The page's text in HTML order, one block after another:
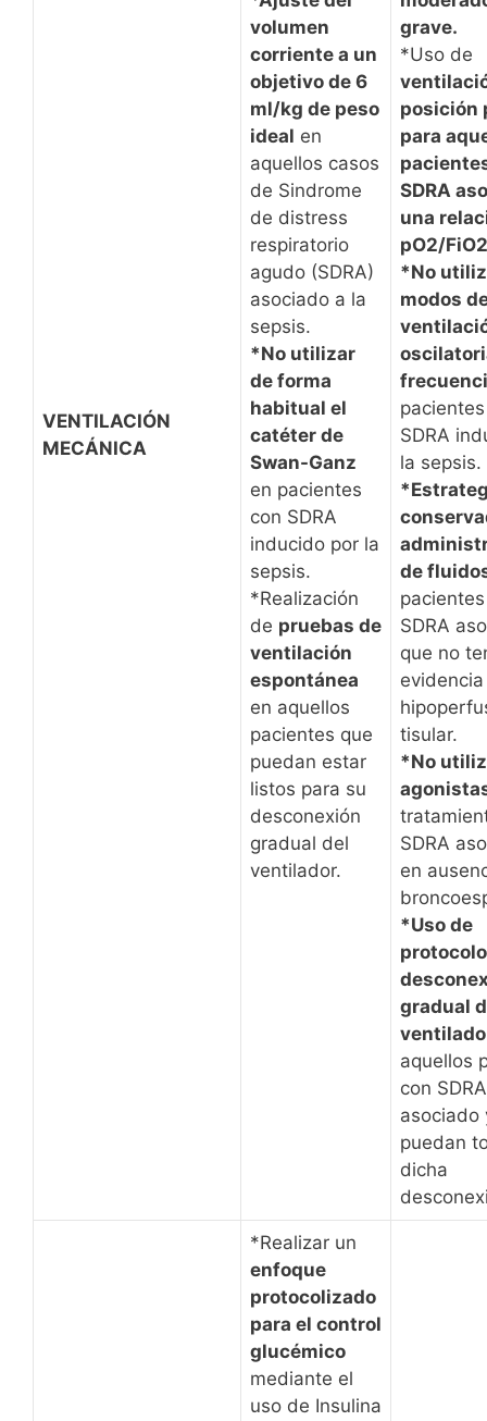
VENTILACIÓN
MECÁNICA
volumen
corriente a un
objetivo de 6
ml/kg de peso
ideal en
aquellos casos
de Sindrome
de distress
respiratorio
agudo (SDRA)
asociado a la
sepsis.
*No utilizar
de forma
habitual el
catéter de
Swan-Ganz
en pacientes
con SDRA
inducido por la
sepsis.
*Realización
de pruebas de
ventilación
espontánea
en aquellos
pacientes que
puedan estar
listos para su
desconexión
gradual del
ventilador.
grave.
*Uso de
posición
para
SDRA
una
pO2/
*No
modos
SDRA
la sepsis.
de
SDRA
que no
tisular.
*No
SDRA
en
*Uso de
gradual
aquellos
con SDRA
asociado
puedan
dicha
*Realizar un
enfoque
protocolizado
para el control
glucémico
mediante el
uso de Insulina